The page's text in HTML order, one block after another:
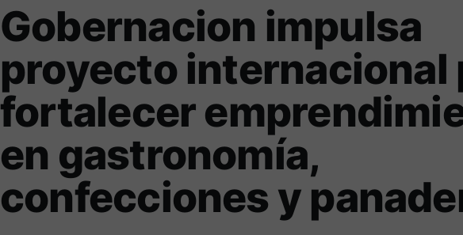
Gobernacion impulsa
proyecto internacional
fortalecer
en gastronomía,
confecciones y